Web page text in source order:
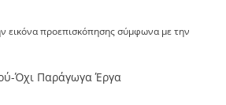
εικόνα προεπισκόπησης σύμφωνα με την
Όχι Παράγωγα Έργα